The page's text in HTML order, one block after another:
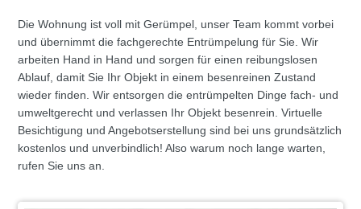
Die Wohnung ist voll mit Gerümpel, unser Team kommt vorbei
und übernimmt die fachgerechte Entrümpelung für Sie. Wir
arbeiten Hand in Hand und sorgen für einen reibungslosen
Ablauf, damit Sie Ihr Objekt in einem besenreinen Zustand
wieder finden. Wir entsorgen die entrümpelten Dinge fach- und
umweltgerecht und verlassen Ihr Objekt besenrein. Virtuelle
Besichtigung und Angebotserstellung sind bei uns grundsätzlich
kostenlos und unverbindlich! Also warum noch lange warten,
rufen Sie uns an.